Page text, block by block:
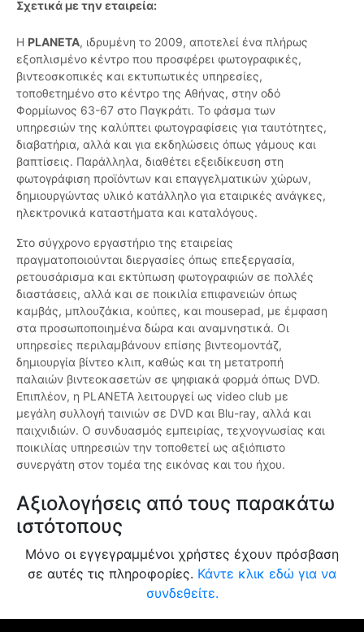
Σχετικά με την εταιρεία:
Η PLANETA, ιδρυμένη το 2009, αποτελεί ένα πλήρως
εξοπλισμένο κέντρο που προσφέρει φωτογραφικές,
βιντεοσκοπικές και εκτυπωτικές υπηρεσίες,
τοποθετημένο στο κέντρο της Αθήνας, στην οδό
Φορμίωνος 63-67 στο Παγκράτι. Το φάσμα των
υπηρεσιών της καλύπτει φωτογραφίσεις για ταυτότητες,
διαβατήρια, αλλά και για εκδηλώσεις όπως γάμους και
βαπτίσεις. Παράλληλα, διαθέτει εξειδίκευση στη
φωτογράφιση προϊόντων και επαγγελματικών χώρων,
δημιουργώντας υλικό κατάλληλο για εταιρικές ανάγκες,
ηλεκτρονικά καταστήματα και καταλόγους.
Στο σύγχρονο εργαστήριο της εταιρείας
πραγματοποιούνται διεργασίες όπως επεξεργασία,
ρετουσάρισμα και εκτύπωση φωτογραφιών σε πολλές
διαστάσεις, αλλά και σε ποικιλία επιφανειών όπως
καμβάς, μπλουζάκια, κούπες, και mousepad, με έμφαση
στα προσωποποιημένα δώρα και αναμνηστικά. Οι
υπηρεσίες περιλαμβάνουν επίσης βιντεομοντάζ,
δημιουργία βίντεο κλιπ, καθώς και τη μετατροπή
παλαιών βιντεοκασετών σε ψηφιακά φορμά όπως DVD.
Επιπλέον, η PLANETA λειτουργεί ως video club με
μεγάλη συλλογή ταινιών σε DVD και Blu-ray, αλλά και
παιχνιδιών. Ο συνδυασμός εμπειρίας, τεχνογνωσίας και
ποικιλίας υπηρεσιών την τοποθετεί ως αξιόπιστο
συνεργάτη στον τομέα της εικόνας και του ήχου.
Αξιολογήσεις από τους παρακάτω
ιστότοπους
Μόνο οι εγγεγραμμένοι χρήστες έχουν πρόσβαση
σε αυτές τις πληροφορίες. Κάντε κλικ εδώ για να
συνδεθείτε.